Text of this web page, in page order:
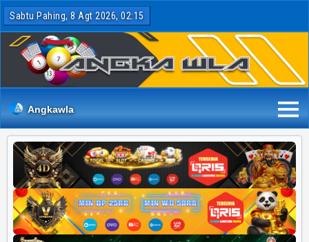
Sabtu Pahing, 8 Agt 2026, 02:15
Angkawla